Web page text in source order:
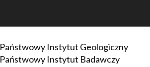
Państwowy Instytut Geologiczny
Państwowy Instytut Badawczy